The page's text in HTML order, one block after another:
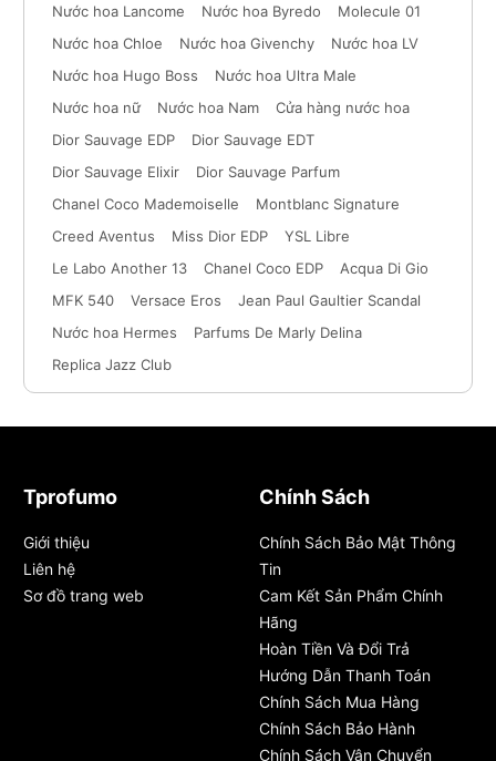
Nước hoa Lancome
Nước hoa Byredo
Molecule 01
Nước hoa Chloe
Nước hoa Givenchy
Nước hoa LV
Nước hoa Hugo Boss
Nước hoa Ultra Male
Nước hoa nữ
Nước hoa Nam
Cửa hàng nước hoa
Dior Sauvage EDP
Dior Sauvage EDT
Dior Sauvage Elixir
Dior Sauvage Parfum
Chanel Coco Mademoiselle
Montblanc Signature
Creed Aventus
Miss Dior EDP
YSL Libre
Le Labo Another 13
Chanel Coco EDP
Acqua Di Gio
MFK 540
Versace Eros
Jean Paul Gaultier Scandal
Nước hoa Hermes
Parfums De Marly Delina
Replica Jazz Club
Tprofumo
Giới thiệu
Liên hệ
Sơ đồ trang web
Chính Sách
Chính Sách Bảo Mật Thông
Tin
Cam Kết Sản Phẩm Chính
Hãng
Hoàn Tiền Và Đổi Trả
Hướng Dẫn Thanh Toán
Chính Sách Mua Hàng
Chính Sách Bảo Hành
Chính Sách Vận Chuyển